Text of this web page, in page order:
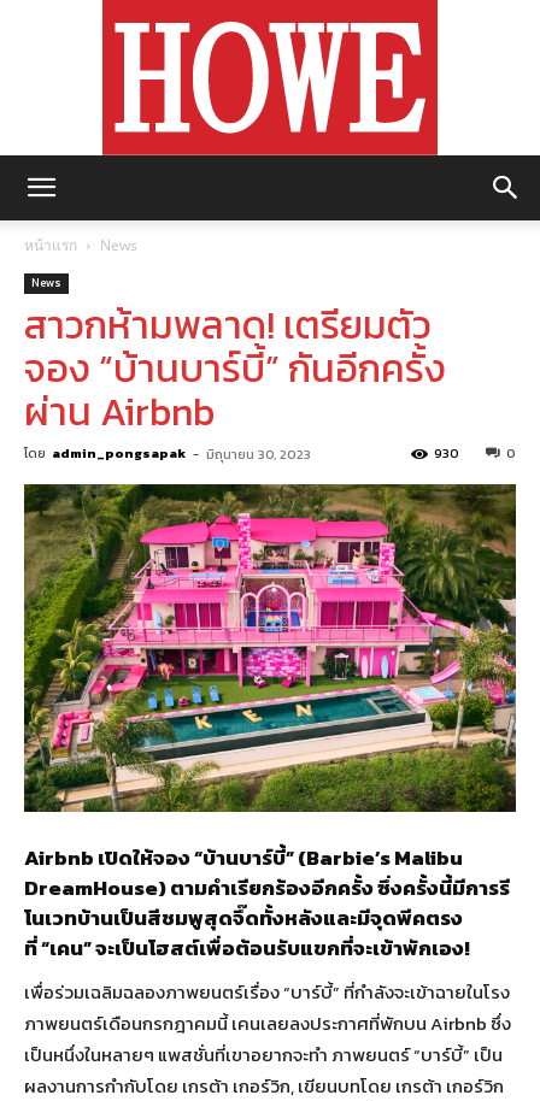
หน้าแรก News
News
สาวกห้ามพลาด! เตรียมตัว
จอง “บ้านบาร์บี้” กันอีกครั้ง
ผ่าน Airbnb
โดย admin_pongsapak - มิถุนายน 30, 2023 0
930
Airbnb เปิดให้จอง “บ้านบาร์บี้” (Barbie’s Malibu
DreamHouse) ตามคำเรียกร้องอีกครั้ง ซึ่งครั้งนี้มีการรี
โนเวทบ้านเป็นสีชมพูสุดจึ๊ดทั้งหลังและมีจุดพีคตรง
ที่ “เคน” จะเป็นโฮสต์เพื่อต้อนรับแขกที่จะเข้าพักเอง!
เพื่อร่วมเฉลิมฉลองภาพยนตร์เรื่อง “บาร์บี้” ที่กำลังจะเข้าฉายในโรง
ภาพยนตร์เดือนกรกฎาคมนี้ เคนเลยลงประกาศที่พักบน Airbnb ซึ่ง
เป็นหนึ่งในหลายๆ แพสชั่นที่เขาอยากจะทำ ภาพยนตร์ “บาร์บี้” เป็น
ผลงานการกำกับโดย เกรต้า เกอร์วิก, เขียนบทโดย เกรต้า เกอร์วิก